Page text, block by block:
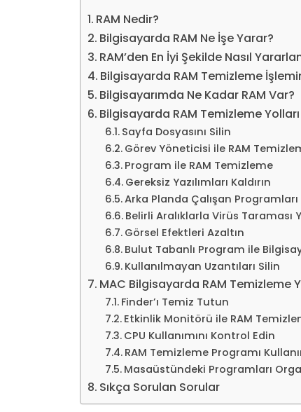
RAM Nedir?
Bilgisayarda RAM Ne İşe Yarar?
RAM’den En İyi Şekilde Nasıl
Bilgisayarda RAM Temizleme
Bilgisayarımda Ne Kadar RAM Var?
Bilgisayarda RAM Temizleme Yolları
Sayfa Dosyasını Silin
Görev Yöneticisi ile RAM
Program ile RAM Temizleme
Gereksiz Yazılımları Kaldırın
Arka Planda Çalışan Programları
Belirli Aralıklarla Virüs Taraması
Görsel Efektleri Azaltın
Bulut Tabanlı Program ile
Kullanılmayan Uzantıları Silin
MAC Bilgisayarda RAM Temizleme
Finder’ı Temiz Tutun
Etkinlik Monitörü ile RAM
CPU Kullanımını Kontrol Edin
RAM Temizleme Programı
Masaüstündeki Programları
Sıkça Sorulan Sorular